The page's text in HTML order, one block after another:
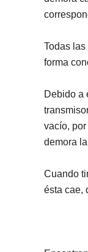
Todas
forma
Debido a
vacío,
demora
Cuando
ésta cae,